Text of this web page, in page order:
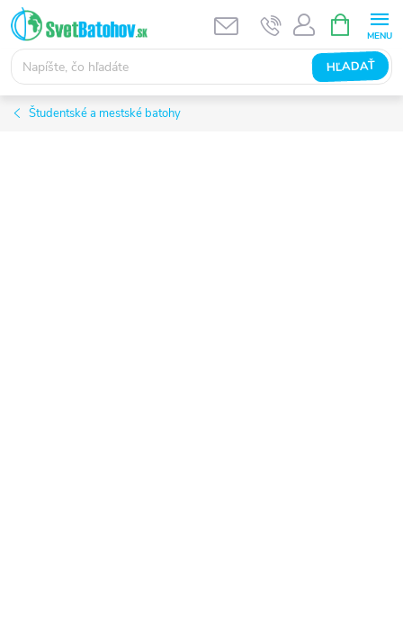
Prejsť
na
obsah
HĽADAŤ
KOŠÍK
Študentské a mestské batohy